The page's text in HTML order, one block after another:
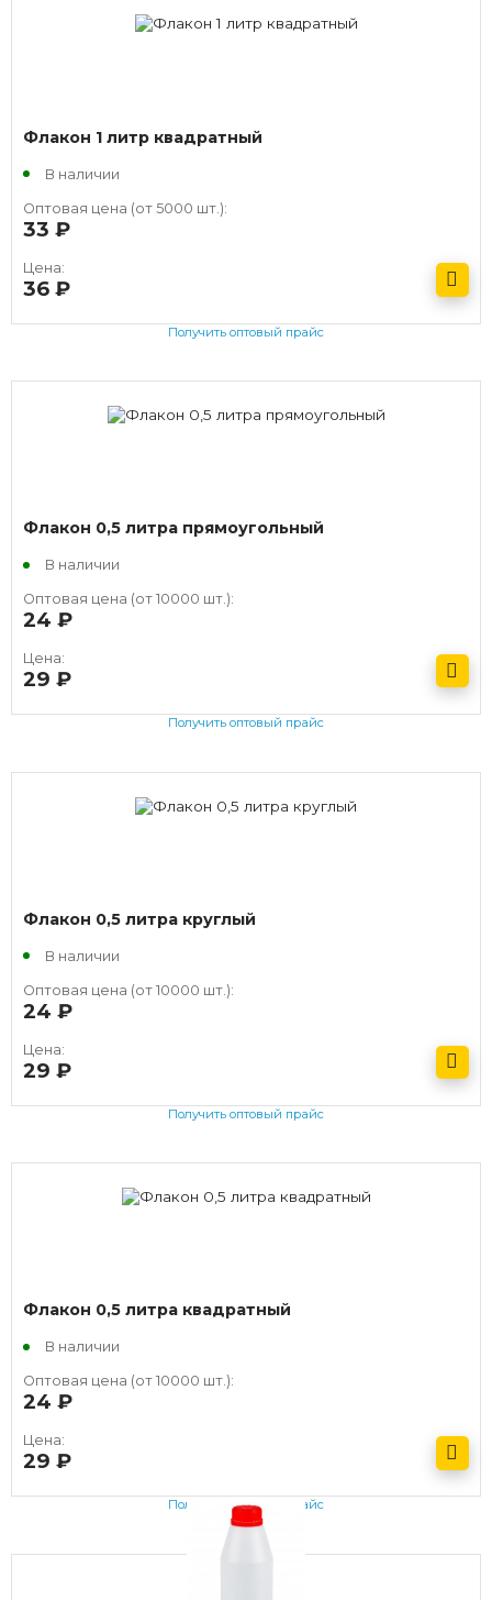
Флакон 1 литр квадратный
В наличии
Оптовая цена (от 5000 шт.):
33
Цена:
36
Получить оптовый прайс
Флакон 0,5 литра прямоугольный
В наличии
Оптовая цена (от 10000 шт.):
24
Цена:
29
Получить оптовый прайс
Флакон 0,5 литра круглый
В наличии
Оптовая цена (от 10000 шт.):
24
Цена:
29
Получить оптовый прайс
Флакон 0,5 литра квадратный
В наличии
Оптовая цена (от 10000 шт.):
24
Цена:
29
Получить оптовый прайс